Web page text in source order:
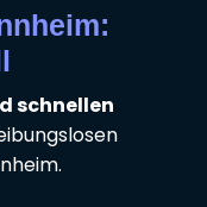
schnellen